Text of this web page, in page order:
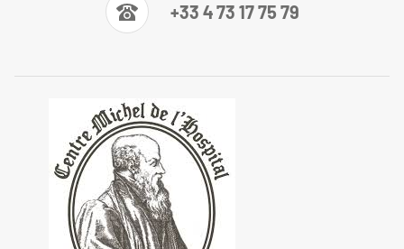
+33 4 73 17 75 79